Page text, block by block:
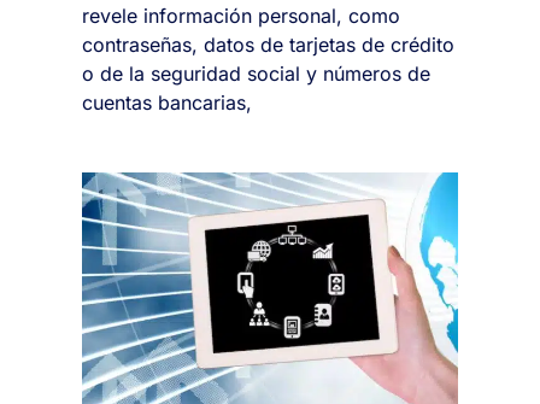
revele información personal, como
contraseñas, datos de tarjetas de crédito
o de la seguridad social y números de
cuentas bancarias,